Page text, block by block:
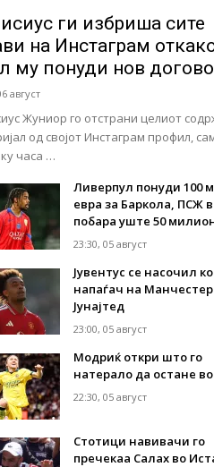
ги избриша сите
на Инстаграм
му понуди нов
август
Жуниор го отстрани целиот
од својот Инстаграм профил,
часа …
Ливерпул понуди 100
евра за Баркола, ПСЖ
побара уште 50
23:30, 05 август
Јувентус се насочил
напаѓач на Манчестер
Јунајтед
23:00, 05 август
Модриќ откри што го
натерало да остане
22:30, 05 август
Стотици навивачи го
пречекаа Салах во